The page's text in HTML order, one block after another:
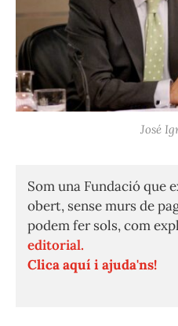
José
Som una Fundació que
obert, sense murs de
podem fer sols, com
editorial.
Clica aquí i ajuda'ns!